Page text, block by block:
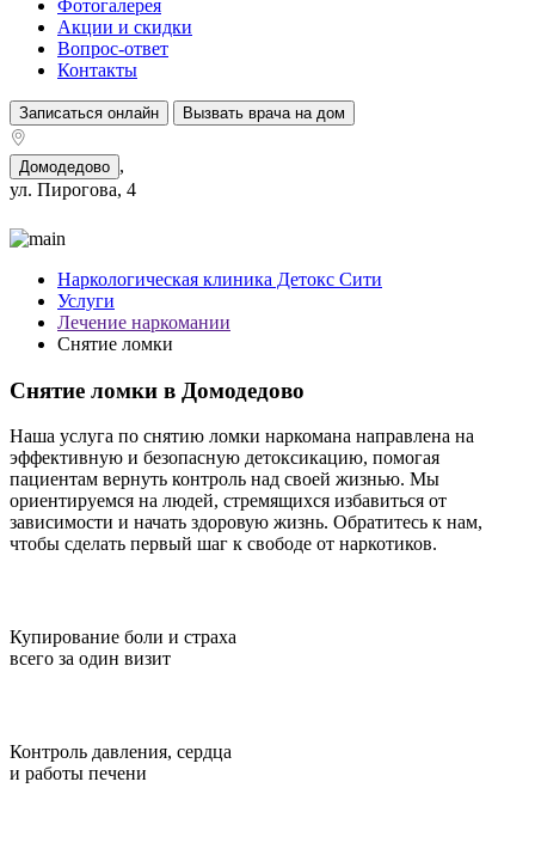
Фотогалерея
Акции и скидки
Вопрос-ответ
Контакты
Записаться онлайн Вызвать врача на дом
Домодедово ,
ул. Пирогова, 4
Наркологическая клиника Детокс Сити
Услуги
Лечение наркомании
Снятие ломки
Снятие ломки в Домодедово
Наша услуга по снятию ломки наркомана направлена на
эффективную и безопасную детоксикацию, помогая
пациентам вернуть контроль над своей жизнью. Мы
ориентируемся на людей, стремящихся избавиться от
зависимости и начать здоровую жизнь. Обратитесь к нам,
чтобы сделать первый шаг к свободе от наркотиков.
Купирование боли и страха
всего за один визит
Контроль давления, сердца
и работы печени